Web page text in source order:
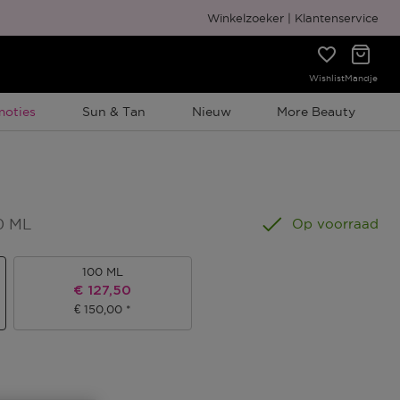
Gratis cadeauverpakking
Winkelzoeker Klantenservice
WishlistMandje
PromotieSun & Tan Nieuw More Beauty
ML Op voorraad
100 ML
Kortingsprijs
€ 127,50
€ 150,00